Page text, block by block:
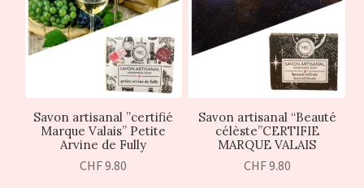
Savon artisanal ”certifié
Marque Valais” Petite
Arvine de Fully
CHF9.80
Savon artisanal “Beauté
célèste”CERTIFIE
MARQUE VALAIS
CHF9.80